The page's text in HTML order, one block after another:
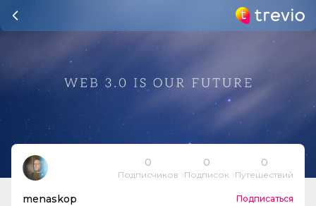
0
Подписчиков
0
Подписок
0
Путешествий
menaskop
Подписаться